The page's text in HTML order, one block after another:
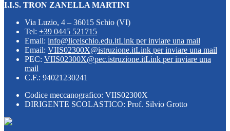
I.I.S. TRON ZANELLA MARTINI
Via Luzio, 4 – 36015 Schio (VI)
Tel: +39 0445 521715
Email: info@liceischio.edu.itLink per inviare una mail
Email: VIIS02300X@istruzione.itLink per inviare una mail
PEC: VIIS02300X@pec.istruzione.itLink per inviare una
mail
C.F.: 94021230241
Codice meccanografico: VIIS02300X
DIRIGENTE SCOLASTICO: Prof. Silvio Grotto